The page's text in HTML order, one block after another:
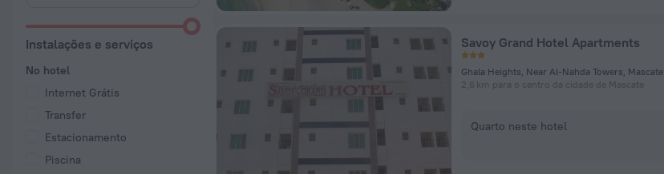
Instalações e serviços
No hotel
Internet Grátis
Transfer
Estacionamento
Piscina
Savoy Grand Hotel Apartments
Ghala Heights, Near Al-Nahda Towers, Mascate
2,6 km para o centro da cidade de Mascate
Quarto neste hotel